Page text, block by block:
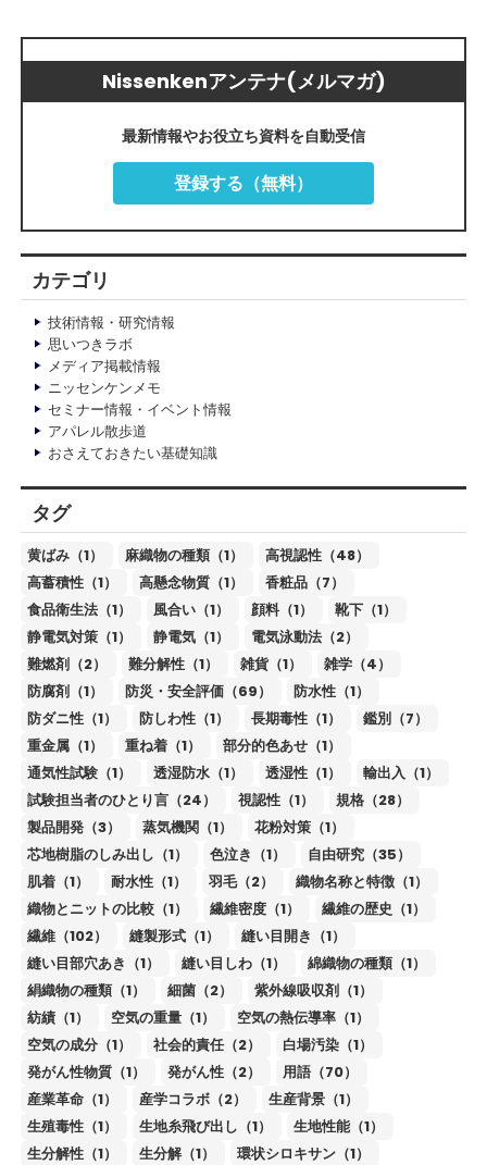
Nissenkenアンテナ(メルマガ)
最新情報やお役立ち資料を自動受信
登録する（無料）
カテゴリ
技術情報・研究情報
思いつきラボ
メディア掲載情報
ニッセンケンメモ
セミナー情報・イベント情報
アパレル散歩道
おさえておきたい基礎知識
タグ
黄ばみ（1） 麻織物の種類（1）
高視認性（48）
高蓄積性（1）
高懸念物質（1）
香粧品（7）
食品衛生法（1）
風合い（1） 顔料（1）
靴下（1）
静電気対策（1）
静電気（1）
電気泳動法（2）
難燃剤（2）
難分解性（1） 雑貨（1）
雑学（4）
防腐剤（1）
防災・安全評価（69）
防水性（1）
防ダニ性（1）
防しわ性（1） 長期毒性（1）
鑑別（7）
重金属（1）
重ね着（1）
部分的色あせ（1）
通気性試験（1）
透湿防水（1） 透湿性（1）
輸出入（1）
試験担当者のひとり言（24）
視認性（1）
規格（28）
製品開発（3）
蒸気機関（1）
花粉対策（1）
芯地樹脂のしみ出し（1）
色泣き（1）
自由研究（35）
肌着（1）
耐水性（1） 羽毛（2）
織物名称と特徴（1）
織物とニットの比較（1）
繊維密度（1）
繊維の歴史（1）
繊維（102）
縫製形式（1）
縫い目開き（1）
縫い目部穴あき（1）
縫い目しわ（1）
綿織物の種類（1）
絹織物の種類（1）
細菌（2）
紫外線吸収剤（1）
紡績（1）
空気の重量（1）
空気の熱伝導率（1）
空気の成分（1）
社会的責任（2）
白場汚染（1）
発がん性物質（1）
発がん性（2）
用語（70）
産業革命（1）
産学コラボ（2）
生産背景（1）
生殖毒性（1）
生地糸飛び出し（1）
生地性能（1）
生分解性（1）
生分解（1）
環状シロキサン（1）